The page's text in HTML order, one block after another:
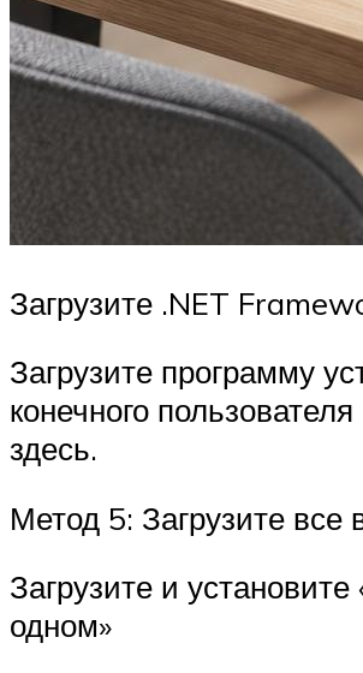
Загрузите .NET
Загрузите программу
конечного
здесь.
Метод 5: Загрузите все
Загрузите и установите
одном»